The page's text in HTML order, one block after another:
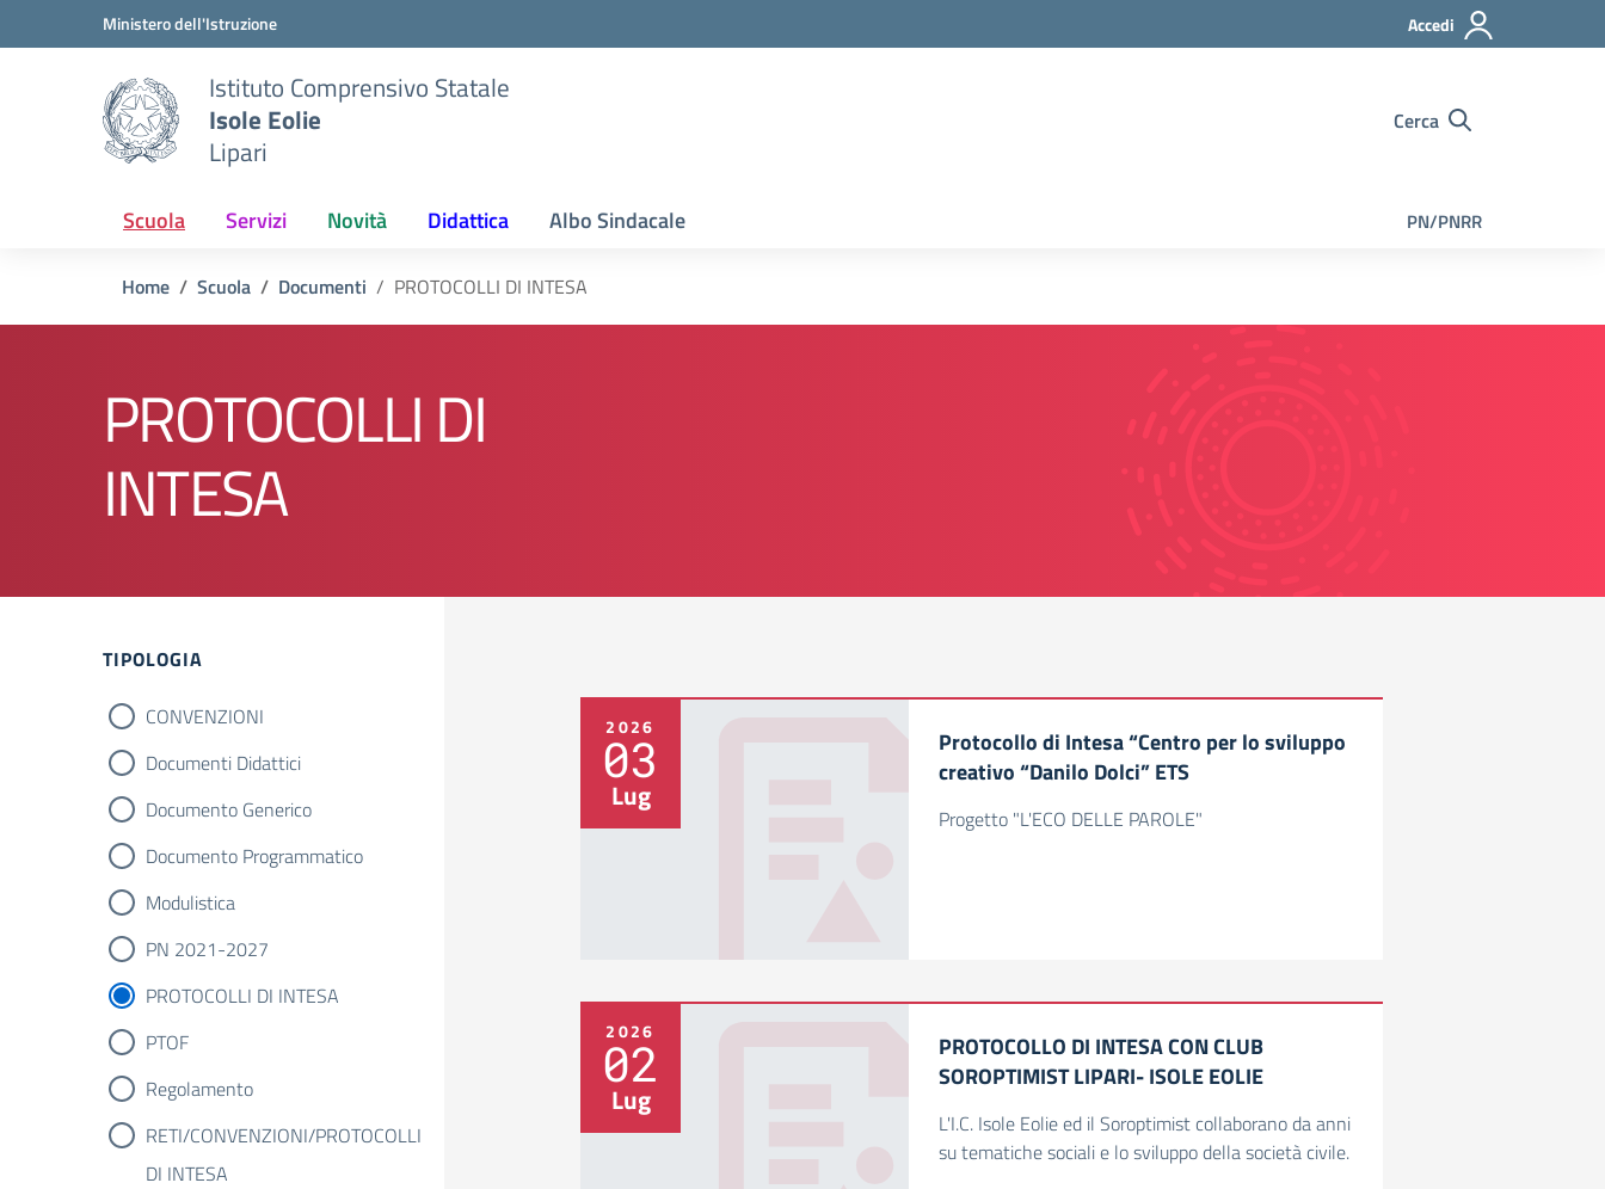
Vai ai contenuti
Vai al menu di navigazione
Ministero dell'Istruzione Accedi
Istituto Comprensivo Statale
Isole Eolie
Lipari
Cerca
Scuola Servizi Novità Didattica Albo Sindacale PN/PNRR
Home Scuola Documenti PROTOCOLLI DI INTESA
PROTOCOLLI DI
INTESA
TIPOLOGIA
CONVENZIONI
Documenti Didattici
Documento Generico
Documento Programmatico
Modulistica
PN 2021-2027
PROTOCOLLI DI INTESA
PTOF
Regolamento
RETI/CONVENZIONI/PROTOCOLLI
DI INTESA
2026
03
Lug
Protocollo di Intesa “Centro per lo sviluppo
creativo “Danilo Dolci” ETS
Progetto "L'ECO DELLE PAROLE"
2026
02
Lug
PROTOCOLLO DI INTESA CON CLUB
SOROPTIMIST LIPARI- ISOLE EOLIE
L'I.C. Isole Eolie ed il Soroptimist collaborano da anni
su tematiche sociali e lo sviluppo della società civile.